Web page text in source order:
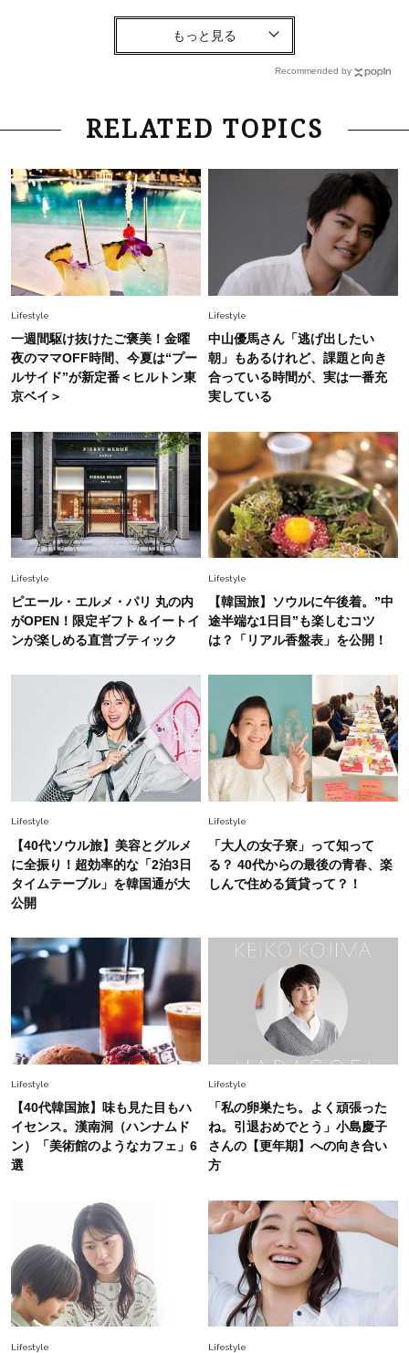
Fashion
【40代コンサバ派】白Tシャツは「パール×ゴー
ルドアクセ」を合わせるのが正解！〈大野真理子
Lifestyle 2026.7.29
「お若いですね」は褒め言葉？“若い＝美しい”と
ーレス連載22】
Lifestyle 2026.8.6
26年夏の【開運アクション】は”ひと拭き”習
慣！「金運アップ→トイレ、じゃあ底上げ運
は？」
中村ゆりさん「40代になり、やっと“仕事以外の
幸福感”に目が向いた」ライフスタイルも、服も
白黒でもこんなに華やぐ！40代、夏の「甘めト
ップス×パンツ」コーデ〈3選〉
Fashion 2026.5.29
40代の夏通勤はこれ１着！「きちんと感」も
「オシャレ」も整うトレンドトップス〈4選〉
Fashion 2026.5.29
今、40代の「メガネ＆サングラス」のトレンド
に更新あり！“黒ぶち以外”が新定番に
Fashion 2026.8.5
オシャレ40代の【ワンピ＆オールインワン】最
旬着こなし3選。地味見え回避のコツは「バッグ
選び」！
Fashion 2026.7.31
いめハーフパンツでモードに昇華
Fashion 2026.7.9
Fashion 2026.7.25
26年夏は「小ぶり」が大流行中！人と被らない
【最旬かごバッグ】6選
Recommended by
RELATED TOPICS
Lifestyle
一週間駆け抜けたご褒美！金曜
夜のママOFF時間、今夏は“プー
ルサイド”が新定番＜ヒルトン東
京ベイ＞
Lifestyle
中山優馬さん「逃げ出したい
朝」もあるけれど、課題と向き
合っている時間が、実は一番充
実している
Lifestyle
ピエール・エルメ・パリ 丸の内
がOPEN！限定ギフト＆イートイ
ンが楽しめる直営ブティック
Lifestyle
【韓国旅】ソウルに午後着。”中
途半端な1日目”も楽しむコツ
は？「リアル香盤表」を公開！
Lifestyle
【40代ソウル旅】美容とグルメ
に全振り！超効率的な「2泊3日
タイムテーブル」を韓国通が大
公開
Lifestyle
「大人の女子寮」って知って
る？ 40代からの最後の青春、楽
しんで住める賃貸って？！
Lifestyle
【40代韓国旅】味も見た目もハ
イセンス。漢南洞（ハンナムド
ン）「美術館のようなカフェ」6
選
Lifestyle
「私の卵巣たち。よく頑張った
ね。引退おめでとう」小島慶子
さんの【更年期】への向き合い
方
Lifestyle Lifestyle